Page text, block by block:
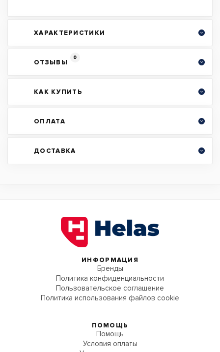
ХАРАКТЕРИСТИКИ
ОТЗЫВЫ
0
КАК КУПИТЬ
ОПЛАТА
ДОСТАВКА
ИНФОРМАЦИЯ
Бренды
Политика конфиденциальности
Пользовательское соглашение
Политика использования файлов cookie
ПОМОЩЬ
Помощь
Условия оплаты